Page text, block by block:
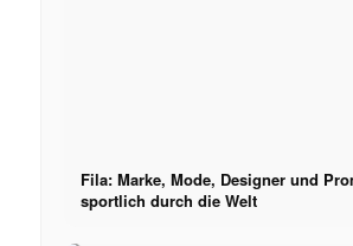
Fila: Marke, Mode, Designer und
sportlich durch die Welt